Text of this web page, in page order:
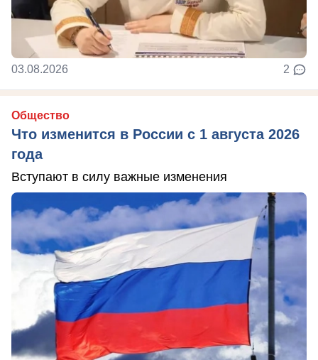
03.08.2026 2
Общество
Что изменится в России с 1 августа 2026
года
Вступают в силу важные изменения